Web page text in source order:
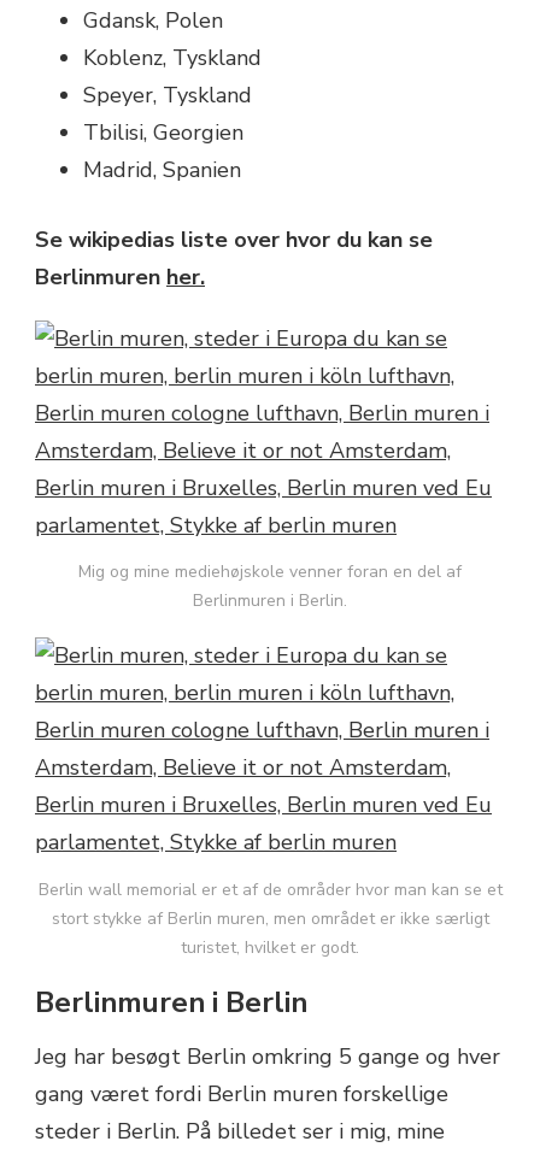
Gdansk, Polen
Koblenz, Tyskland
Speyer, Tyskland
Tbilisi, Georgien
Madrid, Spanien
Se wikipedias liste over hvor du kan se
Berlinmuren her.
Mig og mine mediehøjskole venner foran en del af
Berlinmuren i Berlin.
Berlin wall memorial er et af de områder hvor man kan se et
stort stykke af Berlin muren, men området er ikke særligt
turistet, hvilket er godt.
Berlinmuren i Berlin
Jeg har besøgt Berlin omkring 5 gange og hver
gang været fordi Berlin muren forskellige
steder i Berlin. På billedet ser i mig, mine